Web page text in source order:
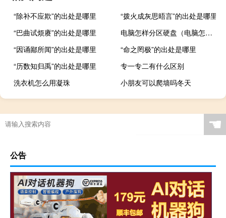
“除补不应欺”的出处是哪里
“拨火成灰思晤言”的出处是哪里
“巴曲试烦赓”的出处是哪里
电脑怎样分区硬盘（电脑怎么分区硬盘）
“因诵鄙所闻”的出处是哪里
“命之罔极”的出处是哪里
“历数知归禹”的出处是哪里
专一专二有什么区别
洗衣机怎么用凝珠
小朋友可以爬墙吗冬天
☚
公告